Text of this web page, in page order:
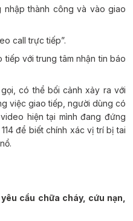
nhập thành công và vào giao
call trực tiếp”.
tiếp với trung tâm nhận tin báo
có thể bối cảnh xảy ra với
việc giao tiếp, người dùng có
hiện tại mình đang đứng
để biết chính xác vị trí bị tai
cầu chữa cháy, cứu nạn,